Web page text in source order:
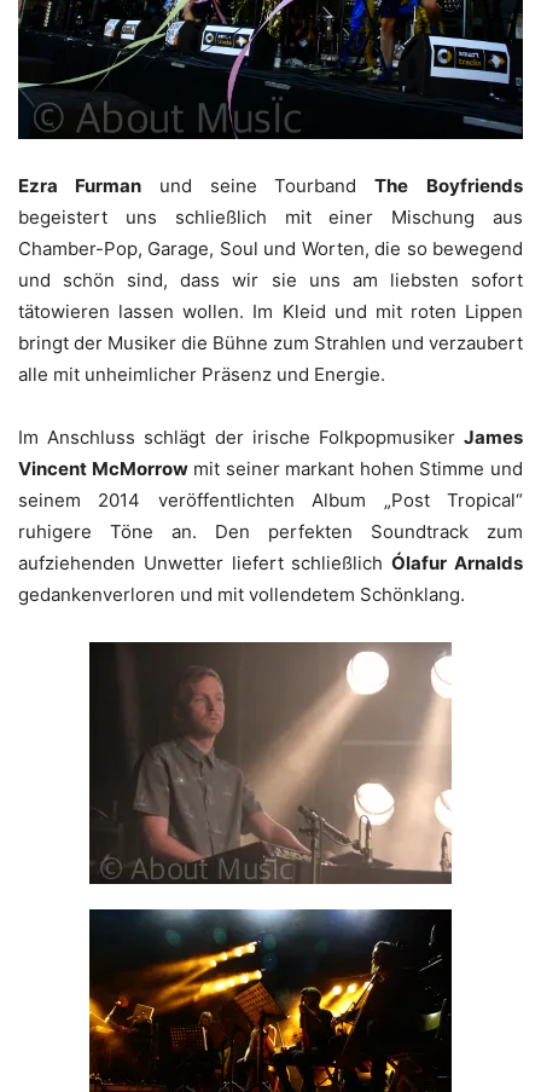
Ezra Furmanund seine TourbandThe
Boyfriends
begeistert uns schließlich mit einer Mischung aus
Chamber-Pop, Garage, Soul und Worten, die so bewegend
und schön sind, dass wir sie uns am liebsten sofort
tätowieren lassen wollen. Im Kleid und mit roten Lippen
bringt der Musiker die Bühne zum Strahlen und verzaubert
alle mit unheimlicher Präsenz und Energie.
Im Anschluss schlägt der irische Folkpopmusiker James
Vincent McMorrowmit seiner markant hohen Stimme und
seinem 2014 veröffentlichten Album „Post Tropical“
ruhigere Töne an. Den perfekten Soundtrack zum
aufziehenden Unwetter liefert schließlichÓlafur Arnalds
gedankenverloren und mit vollendetem Schönklang.